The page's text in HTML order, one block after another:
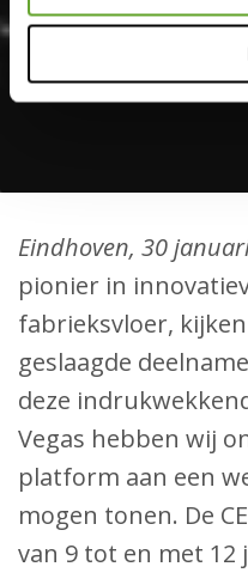
Eindhoven, 30
pionier in
fabrieksvloer,
geslaagde
deze
Vegas hebben wij
platform aan een
mogen tonen. De
van 9 tot en met 12